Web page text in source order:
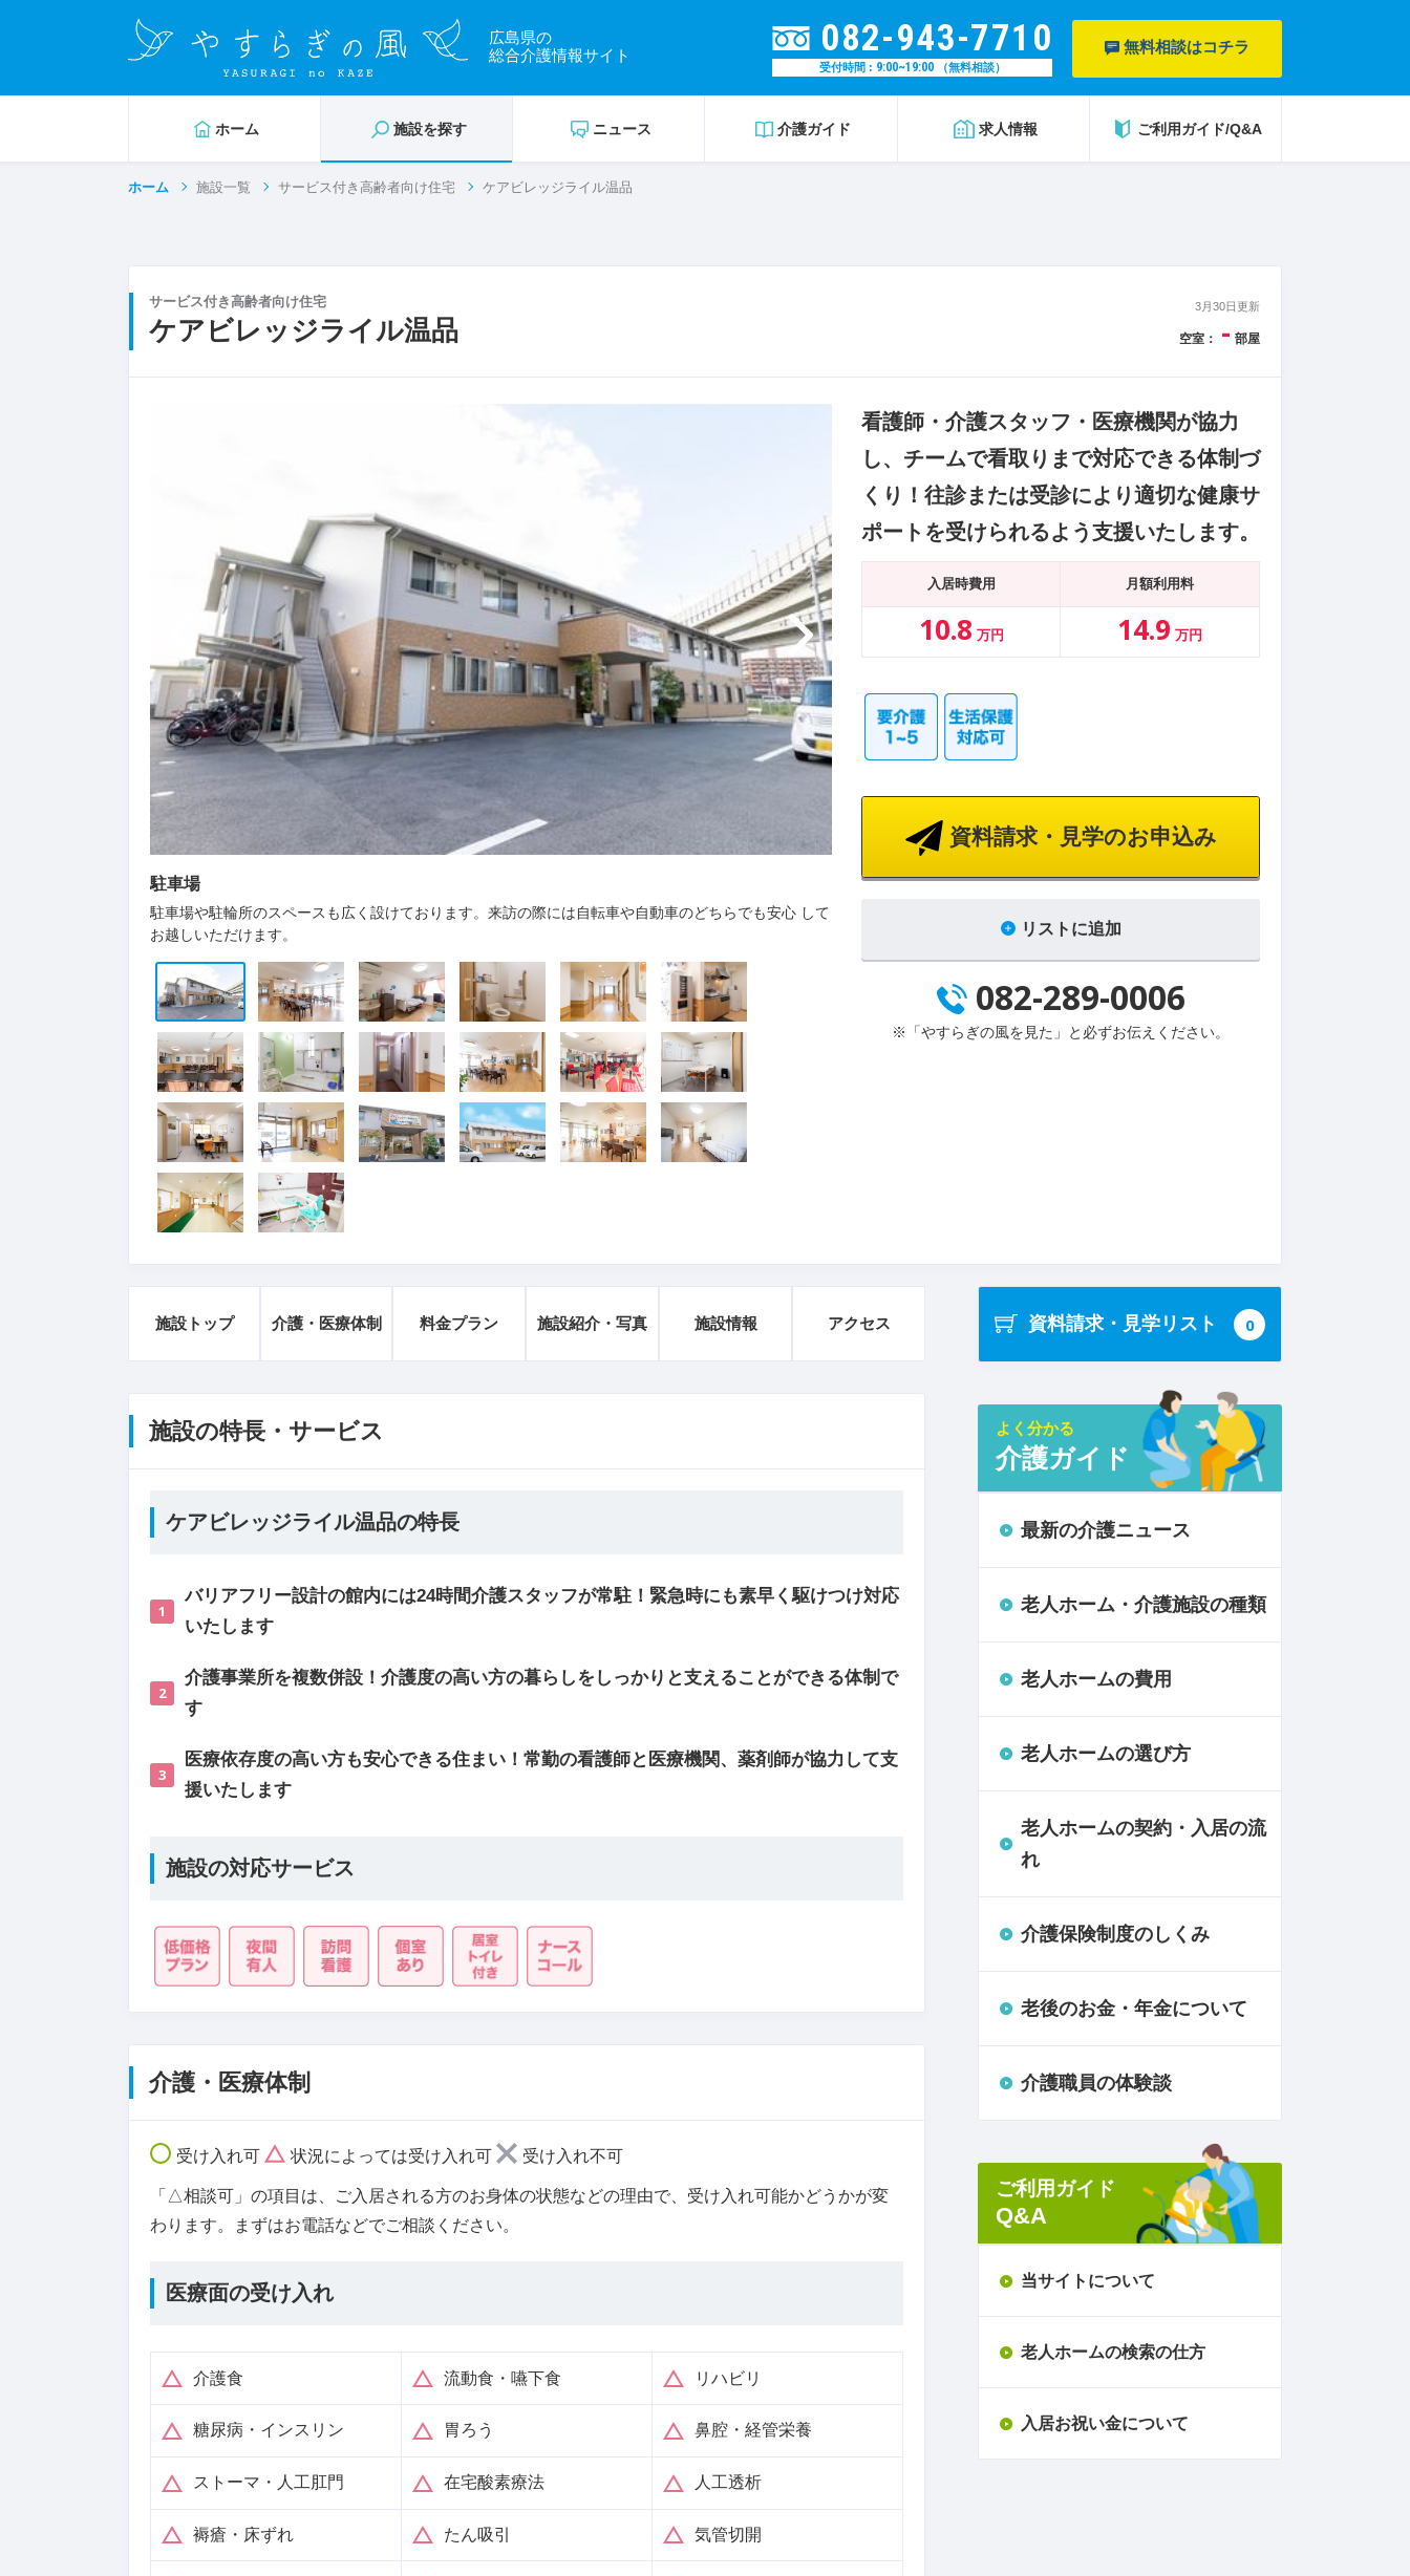
広島県の
総合介護情報サイト
082-943-7710
受付時間 : 9:00~19:00（無料相談）
無料相談はコチラ
ホーム 施設を探す ニュース 介護ガイド 求人情報 ご利用ガイド/Q&A
ホーム 施設一覧 サービス付き高齢者向け住宅 ケアビレッジライル温品
サービス付き高齢者向け住宅
ケアビレッジライル温品
3月30日更新
空室： - 部屋
駐車場
駐車場や駐輪所のスペースも広く設けております。来訪の際には自転車や自動車のどちらでも安心 して
お越しいただけます。
共有スペース
すので、多くの入居者様にご利用いただけます。
看護師・介護スタッフ・医療機関が協力
し、チームで看取りまで対応できる体制づ
くり！往診または受診により適切な健康サ
ポートを受けられるよう支援いたします。
入居時費用 月額利用料
10.8 万円 14.9 万円
資料請求・見学のお申込み
リストに追加
082-289-0006
※「やすらぎの風を見た」と必ずお伝えください。
施設トップ 介護・医療体制 料金プラン 施設紹介・写真 施設情報 アクセス
施設の特長・サービス
ケアビレッジライル温品の特長
1
バリアフリー設計の館内には24時間介護スタッフが常駐！緊急時にも素早く駆けつけ対応
いたします
2
介護事業所を複数併設！介護度の高い方の暮らしをしっかりと支えることができる体制で
す
3
医療依存度の高い方も安心できる住まい！常勤の看護師と医療機関、薬剤師が協力して支
援いたします
施設の対応サービス
介護・医療体制
受け入れ可 状況によっては受け入れ可 受け入れ不可
「△相談可」の項目は、ご入居される方のお身体の状態などの理由で、受け入れ可能かどうかが変
わります。まずはお電話などでご相談ください。
医療面の受け入れ
介護食 流動食・嚥下食 リハビリ
糖尿病・インスリン 胃ろう 鼻腔・経管栄養
ストーマ・人工肛門 在宅酸素療法 人工透析
褥瘡・床ずれ たん吸引 気管切開
資料請求・見学リスト 0
よく分かる
介護ガイド
最新の介護ニュース
老人ホーム・介護施設の種類
老人ホームの費用
老人ホームの選び方
老人ホームの契約・入居の流
れ
介護保険制度のしくみ
老後のお金・年金について
介護職員の体験談
ご利用ガイド
Q&A
当サイトについて
老人ホームの検索の仕方
入居お祝い金について